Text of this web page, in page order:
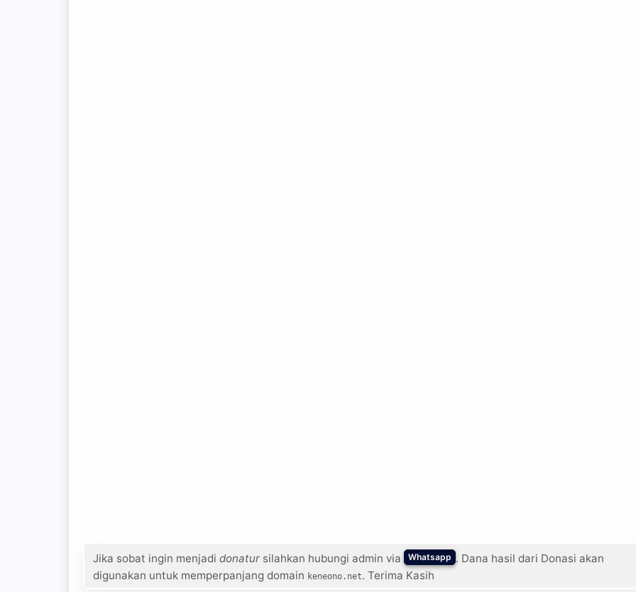
Jika sobat ingin menjadi donatur silahkan hubungi admin via Whatsapp . Dana hasil dari Donasi akan
digunakan untuk memperpanjang domain keneono.net. Terima Kasih